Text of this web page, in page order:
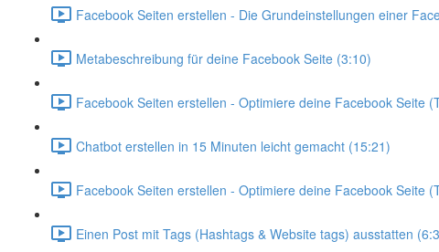
Facebook Seiten erstellen - Die Grundeinstellungen einer
Metabeschreibung für deine Facebook Seite (3:10)
Facebook Seiten erstellen - Optimiere deine Facebook Seite
Chatbot erstellen in 15 Minuten leicht gemacht (15:21)
Facebook Seiten erstellen - Optimiere deine Facebook Seite
Einen Post mit Tags (Hashtags & Website tags) ausstatten